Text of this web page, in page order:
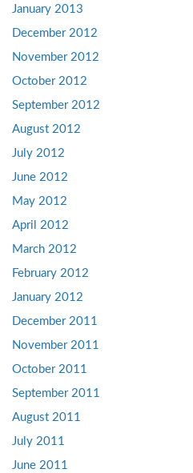
January 2013
December 2012
November 2012
October 2012
September 2012
August 2012
July 2012
June 2012
May 2012
April 2012
March 2012
February 2012
January 2012
December 2011
November 2011
October 2011
September 2011
August 2011
July 2011
June 2011